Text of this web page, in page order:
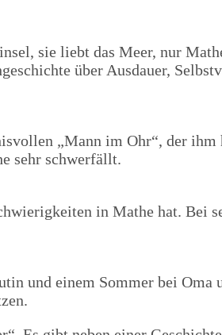
sie liebt das Meer, nur
über Ausdauer,
„Mann im Ohr“, der
sehr schwerfällt.
in Mathe hat. Bei
und einem Sommer bei Oma